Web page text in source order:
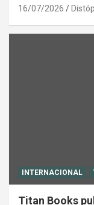
16/07/2026
INTERNACIONAL
Titan Books